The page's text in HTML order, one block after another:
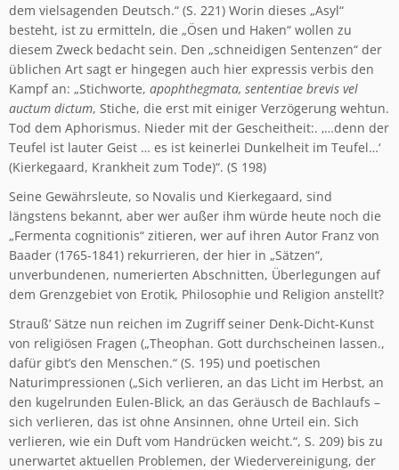
dem vielsagenden Deutsch.“ (S. 221) Worin dieses „Asyl“
besteht, ist zu ermitteln, die „Ösen und Haken“ wollen zu
diesem Zweck bedacht sein. Den „schneidigen Sentenzen“ der
üblichen Art sagt er hingegen auch hier expressis verbis den
Kampf an: „Stichworte, apophthegmata, sententiae brevis vel
auctum dictum, Stiche, die erst mit einiger Verzögerung wehtun.
Tod dem Aphorismus. Nieder mit der Gescheitheit:. ‚…denn der
Teufel ist lauter Geist … es ist keinerlei Dunkelheit im Teufel…‘
(Kierkegaard, Krankheit zum Tode)“. (S 198)
Seine Gewährsleute, so Novalis und Kierkegaard, sind
längstens bekannt, aber wer außer ihm würde heute noch die
„Fermenta cognitionis“ zitieren, wer auf ihren Autor Franz von
Baader (1765-1841) rekurrieren, der hier in „Sätzen“,
unverbundenen, numerierten Abschnitten, Überlegungen auf
dem Grenzgebiet von Erotik, Philosophie und Religion anstellt?
Strauß’ Sätze nun reichen im Zugriff seiner Denk-Dicht-Kunst
von religiösen Fragen („Theophan. Gott durchscheinen lassen.,
dafür gibt’s den Menschen.“ (S. 195) und poetischen
Naturimpressionen („Sich verlieren, an das Licht im Herbst, an
den kugelrunden Eulen-Blick, an das Geräusch de Bachlaufs –
sich verlieren, das ist ohne Ansinnen, ohne Urteil ein. Sich
verlieren, wie ein Duft vom Handrücken weicht.“, S. 209) bis zu
unerwartet aktuellen Problemen, der Wiedervereinigung, der